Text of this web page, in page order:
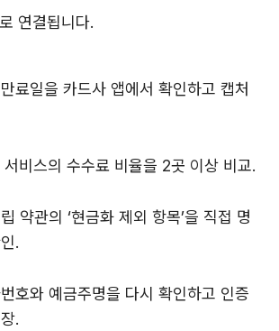
연결됩니다.
료일을 카드사 앱에서 확인하고 캡처
서비스의 수수료 비율을 2곳 이상 비교.
약관의 ‘현금화 제외 항목’을 직접 명
.
호와 예금주명을 다시 확인하고 인증
.